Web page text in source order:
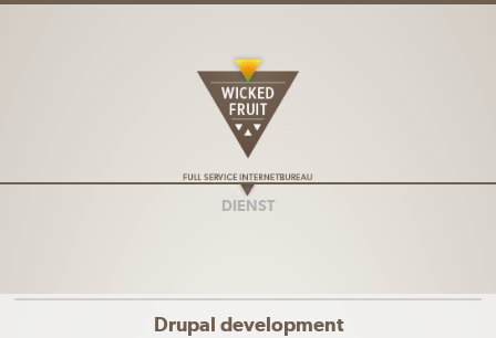
DIENST
Drupal development